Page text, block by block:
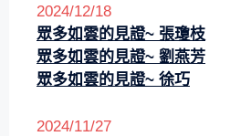
2024/12/18
眾多如雲的見證~ 張瓊枝
眾多如雲的見證~ 劉燕芳
眾多如雲的見證~ 徐巧
2024/11/27